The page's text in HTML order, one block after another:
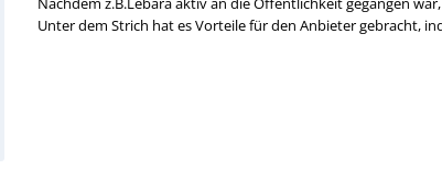
Unter dem Strich hat es Vorteile für den Anbieter gebracht,